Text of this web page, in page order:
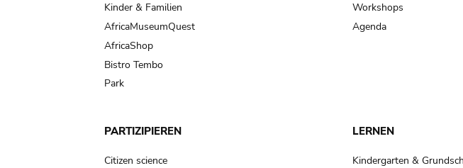
Kinder & Familien
AfricaMuseumQuest
AfricaShop
Bistro Tembo
Park
Workshops
Agenda
PARTIZIPIEREN
Citizen science
LERNEN
Kindergarten &